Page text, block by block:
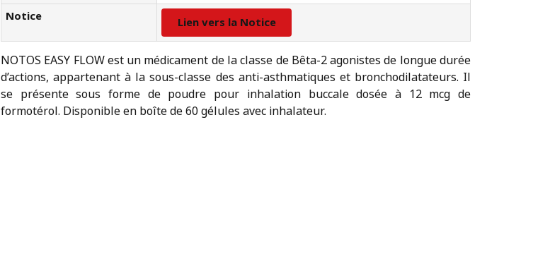
Notice
Lien vers la Notice
NOTOS EASY FLOW est un médicament de la classe de Bêta-2 agonistes de longue durée
d’actions, appartenant à la sous-classe des anti-asthmatiques et bronchodilatateurs. Il
se présente sous forme de poudre pour inhalation buccale dosée à 12 mcg de
formotérol. Disponible en boîte de 60 gélules avec inhalateur.